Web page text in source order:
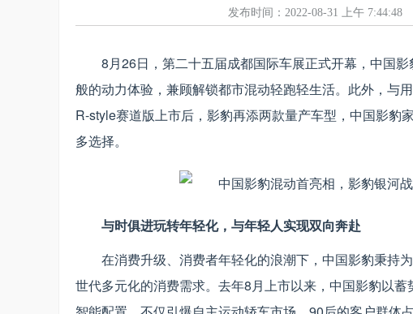
发布时间：2022-08-31 上午
8月26日，第二十五届成都国际车展正式开幕，中国
般的动力体验，兼顾解锁都市混动轻跑轻生活。此外，与
R-style赛道版上市后，影豹再添两款量产车型，中国影豹
多选择。
与时俱进玩转年轻化，与年轻人实现双向奔赴
在消费升级、消费者年轻化的浪潮下，中国影豹秉持
世代多元化的消费需求。去年8月上市以来，中国影豹以